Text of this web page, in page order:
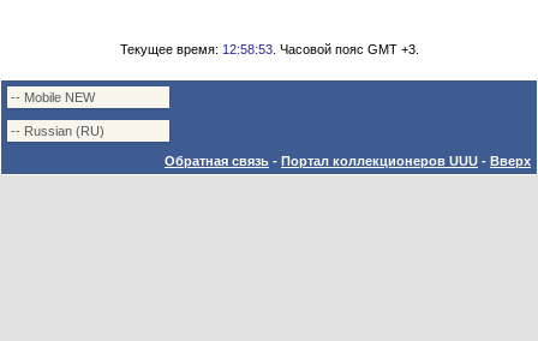
Текущее время: 12:58:53. Часовой пояс GMT +3.
Обратная связь - Портал коллекционеров UUU - Вверх